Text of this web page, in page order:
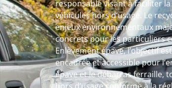
responsable visant à faciliter
véhicules hors d’usage. Le
enjeux environnementaux
concrets pour les particuliers
Enlèvement épave, l’objectif
encadrée et accessible pour
épave et le débarras ferraille,